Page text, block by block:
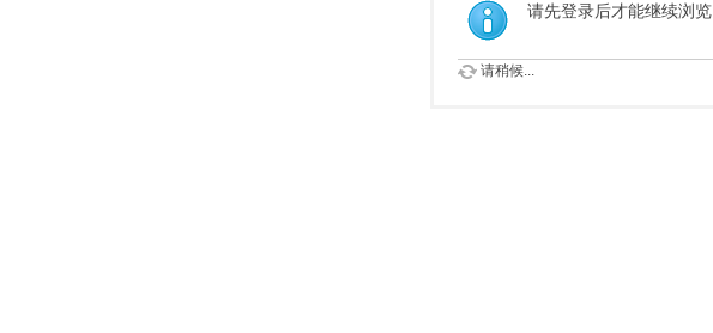
请先登录后才能继续浏览
请稍候...